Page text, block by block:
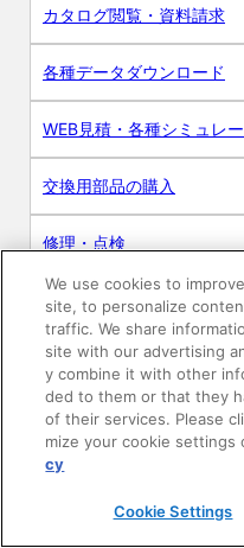
カタログ閲覧・資料請求
各種データダウンロード
WEB見積・各種シミュレ
交換用部品の購入
修理・点検
お問い合わせ
ログイン
建築・設計関係者様向け
ユーザー登録サービス
WEB見積システム
We use cookies to
site, to personalize
traffic. We share
site with our advertising
y combine it with other
ded to them or that they
of their services. Please
mize your cookie settings
cy
Cookie Settings